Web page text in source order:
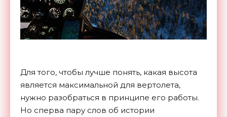
Для того, чтобы лучше понять, какая высота
является максимальной для вертолета,
нужно разобраться в принципе его работы.
Но сперва пару слов об истории